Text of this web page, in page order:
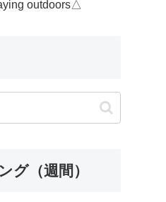
outdoors△
グ（週間）